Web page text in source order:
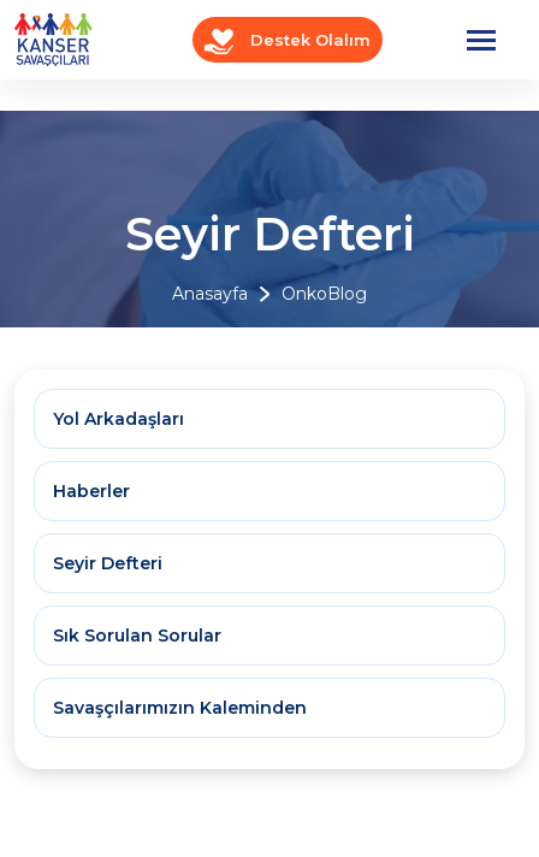
Destek Olalım
Seyir Defteri
Anasayfa OnkoBlog
Yol Arkadaşları
Haberler
Seyir Defteri
Sık Sorulan Sorular
Savaşçılarımızın Kaleminden